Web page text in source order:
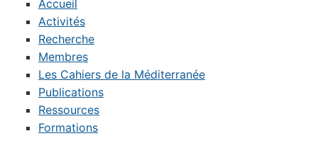
Accueil
Activités
Recherche
Membres
Les Cahiers de la Méditerranée
Publications
Ressources
Formations